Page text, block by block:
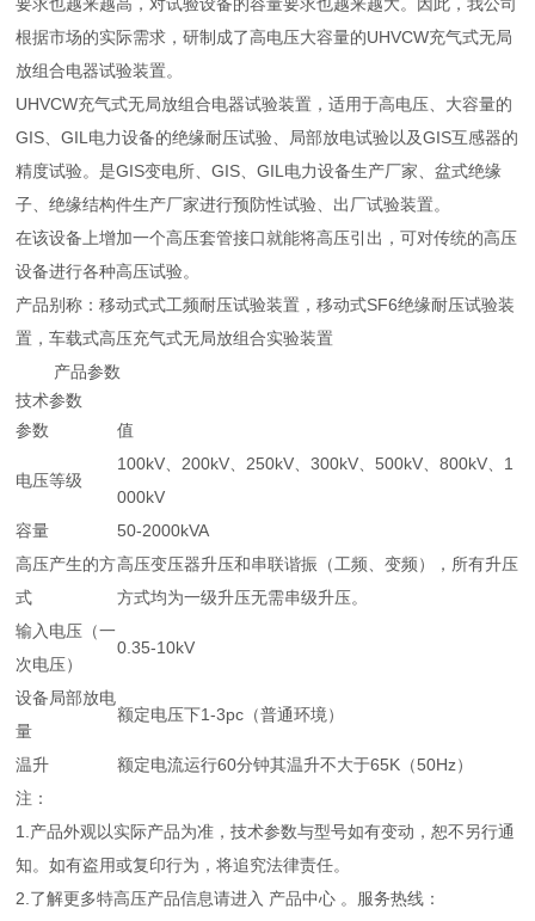
根据市场的实际需求，研制成了高电压大容量的UHVCW充气式无局
放组合电器试验装置。
UHVCW充气式无局放组合电器试验装置，适用于高电压、大容量的
GIS、GIL电力设备的绝缘耐压试验、局部放电试验以及GIS互感器的
精度试验。是GIS变电所、GIS、GIL电力设备生产厂家、盆式绝缘
子、绝缘结构件生产厂家进行预防性试验、出厂试验装置。
在该设备上增加一个高压套管接口就能将高压引出，可对传统的高压
设备进行各种高压试验。
产品别称：移动式式工频耐压试验装置，移动式SF6绝缘耐压试验装
置，车载式高压充气式无局放组合实验装置
产品参数
技术参数
参数
值
电压等级
100kV、200kV、250kV、300kV、500kV、800kV、1
000kV
容量
50-2000kVA
高压产生的方
式
高压变压器升压和串联谐振（工频、变频），所有升压
方式均为一级升压无需串级升压。
输入电压（一
次电压）
0.35-10kV
设备局部放电
量
额定电压下1-3pc（普通环境）
温升
额定电流运行60分钟其温升不大于65K（50Hz）
注：
1.产品外观以实际产品为准，技术参数与型号如有变动，恕不另行通
知。如有盗用或复印行为，将追究法律责任。
2.了解更多特高压产品信息请进入 产品中心 。服务热线：